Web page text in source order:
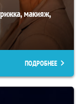
макияж,
ПОДРОБНЕЕ